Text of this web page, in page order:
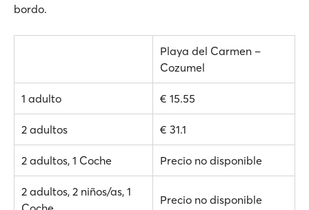
bordo.
Playa del Carmen –
Cozumel
1 adulto € 15.55
2 adultos € 31.1
2 adultos, 1 Coche Precio no disponible
2 adultos, 2 niños/as, 1
Precio no disponible